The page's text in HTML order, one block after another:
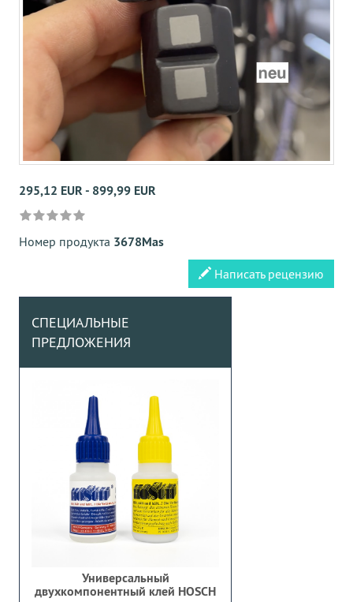
295,12 EUR - 899,99 EUR
Номер продукта 3678Mas
Написать рецензию
СПЕЦИАЛЬНЫЕ
ПРЕДЛОЖЕНИЯ
Универсальный
двухкомпонентный клей HOSCH